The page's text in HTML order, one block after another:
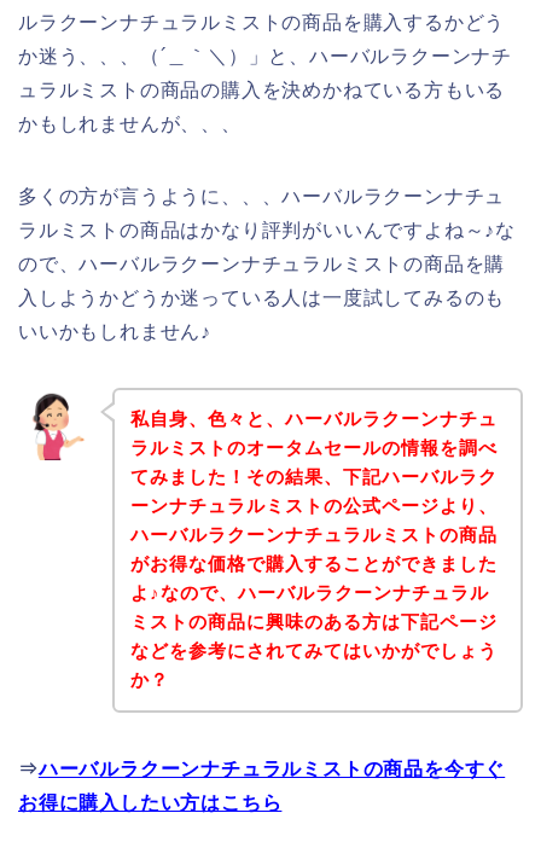
ルラクーンナチュラルミストの商品を購入するかどう
か迷う、、、（´＿｀＼）」と、ハーバルラクーンナチ
ュラルミストの商品の購入を決めかねている方もいる
かもしれませんが、、、
多くの方が言うように、、、ハーバルラクーンナチュ
ラルミストの商品はかなり評判がいいんですよね～♪な
ので、ハーバルラクーンナチュラルミストの商品を購
入しようかどうか迷っている人は一度試してみるのも
いいかもしれません♪
私自身、色々と、ハーバルラクーンナチュ
ラルミストのオータムセールの情報を調べ
てみました！その結果、下記ハーバルラク
ーンナチュラルミストの公式ページより、
ハーバルラクーンナチュラルミストの商品
がお得な価格で購入することができました
よ♪なので、ハーバルラクーンナチュラル
ミストの商品に興味のある方は下記ページ
などを参考にされてみてはいかがでしょう
か？
⇒ハーバルラクーンナチュラルミストの商品を今すぐ
お得に購入したい方はこちら